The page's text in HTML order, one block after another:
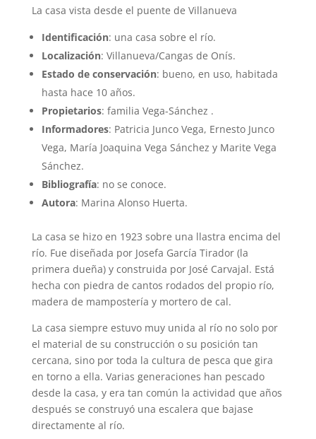
La casa vista desde el puente de Villanueva
Identificación: una casa sobre el río.
Localización: Villanueva/Cangas de Onís.
Estado de conservación: bueno, en uso, habitada
hasta hace 10 años.
Propietarios: familia Vega-Sánchez .
Informadores: Patricia Junco Vega, Ernesto Junco
Vega, María Joaquina Vega Sánchez y Marite Vega
Sánchez.
Bibliografía: no se conoce.
Autora: Marina Alonso Huerta.
La casa se hizo en 1923 sobre una llastra encima del
río. Fue diseñada por Josefa García Tirador (la
primera dueña) y construida por José Carvajal. Está
hecha con piedra de cantos rodados del propio río,
madera de mampostería y mortero de cal.
La casa siempre estuvo muy unida al río no solo por
el material de su construcción o su posición tan
cercana, sino por toda la cultura de pesca que gira
en torno a ella. Varias generaciones han pescado
desde la casa, y era tan común la actividad que años
después se construyó una escalera que bajase
directamente al río.